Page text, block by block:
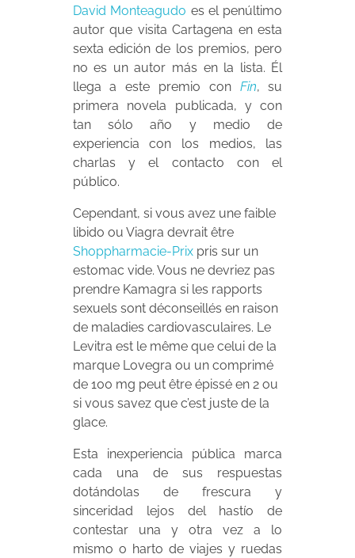
David Monteagudo es el penúltimo
autor que visita Cartagena en esta
sexta edición de los premios, pero
no es un autor más en la lista. Él
llega a este premio con Fin, su
primera novela publicada, y con
tan sólo año y medio de
experiencia con los medios, las
charlas y el contacto con el
público.
Cependant, si vous avez une faible
libido ou Viagra devrait être
Shoppharmacie-Prixpris sur un
estomac vide. Vous ne devriez pas
prendre Kamagra si les rapports
sexuels sont déconseillés en raison
de maladies cardiovasculaires. Le
Levitra est le même que celui de la
marque Lovegra ou un comprimé
de 100 mg peut être épissé en 2 ou
si vous savez que c’est juste de la
glace.
Esta inexperiencia pública marca
cada una de sus respuestas
dotándolas de frescura y
sinceridad lejos del hastío de
contestar una y otra vez a lo
mismo o harto de viajes y ruedas